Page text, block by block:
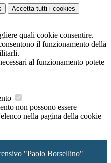
Accetta tutti i cookies
quali cookie consentire.
il funzionamento della
al funzionamento potete
non possono essere
nella pagina della cookie
"Paolo Borsellino"